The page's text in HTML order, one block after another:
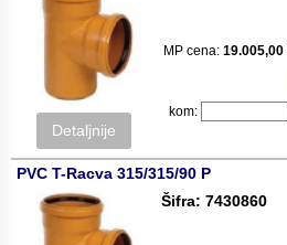
Detaljnije
MP cena: 19.005,00
kom:
PVC T-Racva 315/315/90 P
Šifra: 7430860